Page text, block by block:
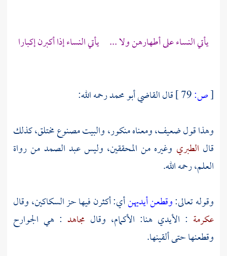
يأتي النساء على أطهارهن ولا ... يأتي النساء إذا أكبرن إكبارا
[ص: قالالقاضي أبو محمدرحمه الله:
وهذا قول ضعيف، ومعناه منكور، والبيت مصنوع مختلق، كذلك
قال الطبري وغيره من المحققين، وليسعبد الصمد من رواة
العلم، رحمه الله.
وقوله تعالى:وقطعن أيديهنأي: أكثرن فيها حز السكاكين، وقال
عكرمة : الأيدي هنا: الأكمام، وقال مجاهد : هي الجوارح
وقطعنها حتى ألقينها.